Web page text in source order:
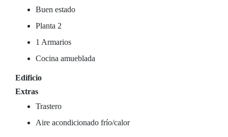
Buen estado
Planta 2
1 Armarios
Cocina amueblada
Edificio
Extras
Trastero
Aire acondicionado frío/calor